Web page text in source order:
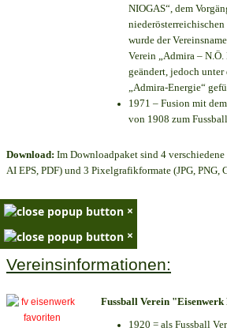
NIOGAS“, dem
wurde der
Verein „Admira –
geändert, jedoch
„Admira-Energie“
1971 – Fusion mit
von 1908 zum
Download: Im Downloadpaket sind 4
AI EPS, PDF) und 3 Pixelgrafikformate (JPG, PNG,
×
×
Vereinsinformationen:
Fussball Verein
1920 = als Fussball